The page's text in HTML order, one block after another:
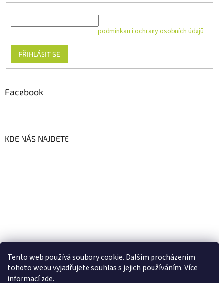
Tento web používá soubory cookie. Dalším procházením
tohoto webu vyjadřujete souhlas s jejich používáním. Více
informacízde.
podmínkami ochrany osobních údajů
PŘIHLÁSIT SE
Facebook
KDE NÁS NAJDETE